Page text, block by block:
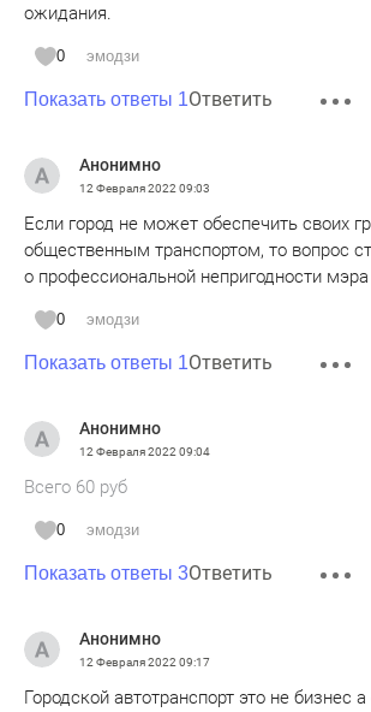
ожидания.
0 эмодзи
Показать ответы 1Ответить
Анонимно
12 Февраля 2022 09:03
Если город не может обеспечить своих
общественным транспортом, то вопрос
о профессиональной непригодности
0 эмодзи
Показать ответы 1Ответить
Анонимно
12 Февраля 2022 09:04
Всего 60 руб
0 эмодзи
Показать ответы 3Ответить
Анонимно
12 Февраля 2022 09:17
Городской автотранспорт это не бизнес